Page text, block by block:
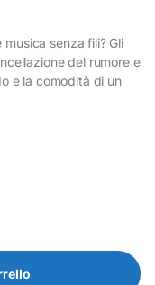
senza fili? Gli
del rumore e
e la comodità di un